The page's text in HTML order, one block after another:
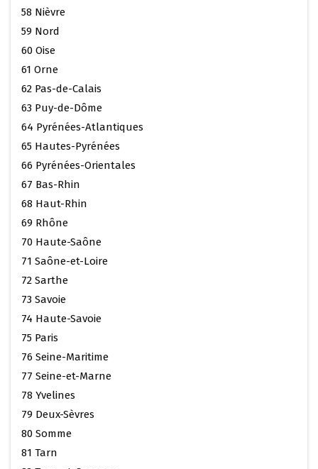
58 Nièvre
59 Nord
60 Oise
61 Orne
62 Pas-de-Calais
63 Puy-de-Dôme
64 Pyrénées-Atlantiques
65 Hautes-Pyrénées
66 Pyrénées-Orientales
67 Bas-Rhin
68 Haut-Rhin
69 Rhône
70 Haute-Saône
71 Saône-et-Loire
72 Sarthe
73 Savoie
74 Haute-Savoie
75 Paris
76 Seine-Maritime
77 Seine-et-Marne
78 Yvelines
79 Deux-Sèvres
80 Somme
81 Tarn